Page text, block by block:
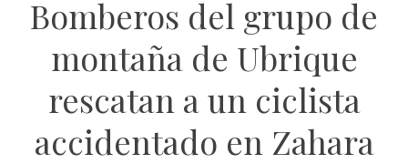
Bomberos del grupo de
montaña de Ubrique
rescatan a un ciclista
accidentado en Zahara